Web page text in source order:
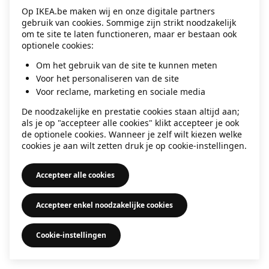
information).
Op IKEA.be maken wij en onze digitale partners
gebruik van cookies. Sommige zijn strikt noodzakelijk
om te site te laten functioneren, maar er bestaan ook
optionele cookies:
Om het gebruik van de site te kunnen meten
Voor het personaliseren van de site
Voor reclame, marketing en sociale media
De noodzakelijke en prestatie cookies staan altijd aan;
als je op "accepteer alle cookies" klikt accepteer je ook
de optionele cookies. Wanneer je zelf wilt kiezen welke
cookies je aan wilt zetten druk je op cookie-instellingen.
Accepteer alle cookies
Accepteer enkel noodzakelijke cookies
Cookie-instellingen